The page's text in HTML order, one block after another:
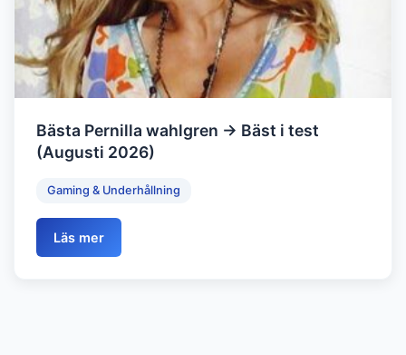
Bästa Pernilla wahlgren → Bäst i test
(Augusti 2026)
Gaming & Underhållning
Läs mer